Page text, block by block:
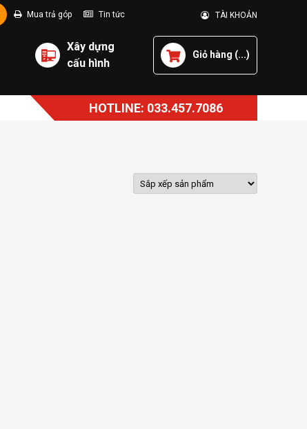
Mua trả góp Tin tức TÀI KHOẢN
Xây dựng
cấu hình
Giỏ hàng (...)
HOTLINE: 033.457.7086